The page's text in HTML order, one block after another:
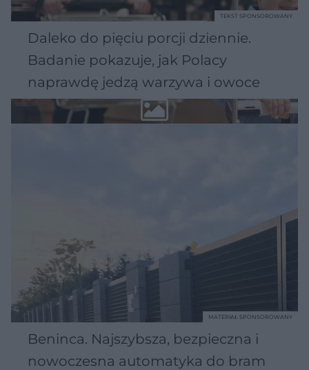
Daleko do pięciu porcji dziennie.
Badanie pokazuje, jak Polacy
naprawdę jedzą warzywa i owoce
TEKST SPONSOROWANY
Beninca. Najszybsza, bezpieczna i
nowoczesna automatyka do bram
MATERIAŁ SPONSOROWANY